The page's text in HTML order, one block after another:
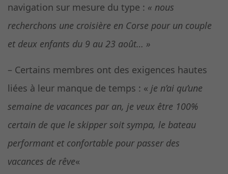
navigation sur mesure du type : « nous
recherchons une croisière en Corse pour un couple
et deux enfants du 9 au 23 août… »
– Certains membres ont des exigences hautes
liées à leur manque de temps : « je n’ai qu’une
semaine de vacances par an, je veux être 100%
certain de que le skipper soit sympa, le bateau
performant et confortable pour passer des
vacances de rêve«